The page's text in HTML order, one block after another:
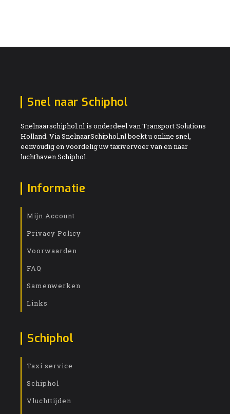
Snel naar Schiphol
Snelnaarschiphol.nl is onderdeel van Transport Solutions
Holland. Via SnelnaarSchiphol.nl boekt u online snel,
eenvoudig en voordelig uw taxivervoer van en naar
luchthaven Schiphol.
Informatie
Mijn Account
Privacy Policy
Voorwaarden
FAQ
Samenwerken
Links
Schiphol
Taxi service
Schiphol
Vluchttijden